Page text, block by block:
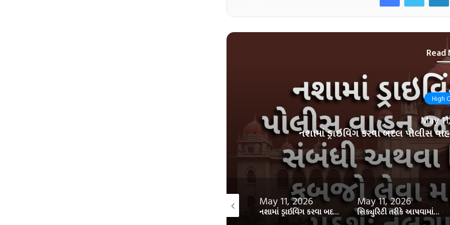
High
May
નશામાં ડ્રાઇવિંગ કરવા બદલ પોલીસ
May 11, 2026
નશામાં ડ્રાઇવિંગ કરવા બદલ પોલીસ વાહન જપ્ત કરી શકે નહીં: તેલંગાણા હાઈકોર્ટ
May 11, 2026
સિક્યુરિટી તરીકે આપવામાં આવેલ ચેક પણ ક. 138 NI એક્ટ હેઠળ કાર્યવાહી પાત્ર બની શકે છે: દિલ્હી હાઇકોર્ટ